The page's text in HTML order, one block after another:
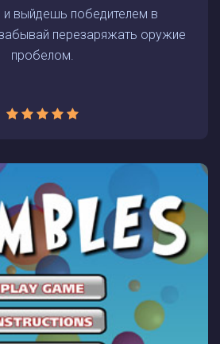
и выйдешь победителем в
перезаряжать оружие
пробелом.